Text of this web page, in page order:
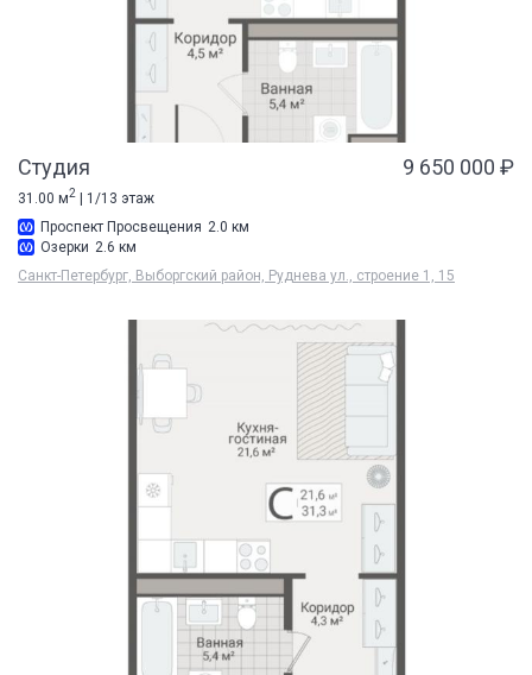
Студия 9 650 000 ₽
31.00 м2
| 1/13 этаж
Проспект Просвещения 2.0 км
Озерки 2.6 км
Санкт-Петербург, Выборгский район, Руднева ул., строение 1, 15